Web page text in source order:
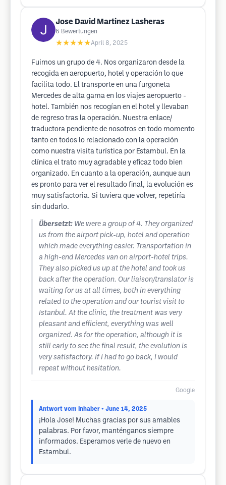
Jose David Martinez Lasheras
6 Bewertungen
★★★★★April 8, 2025
Fuimos un grupo de 4. Nos organizaron desde la
recogida en aeropuerto, hotel y operación lo que
facilita todo. El transporte en una furgoneta
Mercedes de alta gama en los viajes aeropuerto -
hotel. También nos recogían en el hotel y llevaban
de regreso tras la operación. Nuestra enlace/
traductora pendiente de nosotros en todo momento
tanto en todos lo relacionado con la operación
como nuestra visita turística por Estambul. En la
clínica el trato muy agradable y eficaz todo bien
organizado. En cuanto a la operación, aunque aun
es pronto para ver el resultado final, la evolución es
muy satisfactoria. Si tuviera que volver, repetiría
sin dudarlo.
Übersetzt: We were a group of 4. They organized
us from the airport pick-up, hotel and operation
which made everything easier. Transportation in
a high-end Mercedes van on airport-hotel trips.
They also picked us up at the hotel and took us
back after the operation. Our liaison/translator is
waiting for us at all times, both in everything
related to the operation and our tourist visit to
Istanbul. At the clinic, the treatment was very
pleasant and efficient, everything was well
organized. As for the operation, although it is
still early to see the final result, the evolution is
very satisfactory. If I had to go back, I would
repeat without hesitation.
Google
Antwort vom Inhaber • June 14, 2025
¡Hola Jose! Muchas gracias por sus amables
palabras. Por favor, manténganos siempre
informados. Esperamos verle de nuevo en
Estambul.